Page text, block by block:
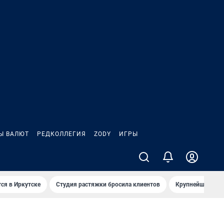
ВАЛЮТ РЕДКОЛЛЕГИЯ ZODY ИГРЫ
в Иркутске Студия растяжки бросила клиентов Крупнейшие